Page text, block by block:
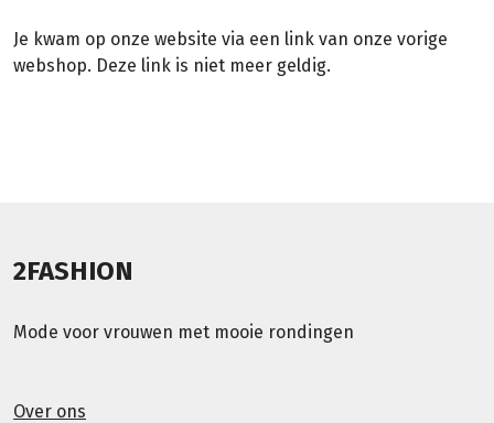
Je kwam op onze website via een link van onze vorige
webshop. Deze link is niet meer geldig.
2FASHION
Mode voor vrouwen met mooie rondingen
Over ons